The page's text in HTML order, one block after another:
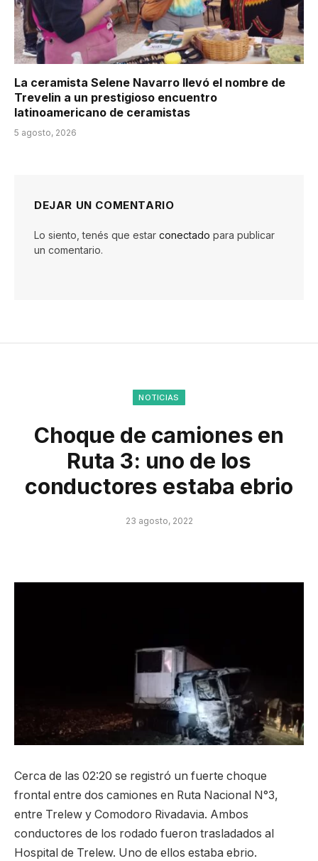
La ceramista Selene Navarro llevó el nombre de
Trevelin a un prestigioso encuentro
latinoamericano de ceramistas
5 agosto, 2026
DEJAR UN COMENTARIO
Lo siento, tenés que estar conectado para publicar
un comentario.
NOTICIAS
Choque de camiones en
Ruta 3: uno de los
conductores estaba ebrio
23 agosto, 2022
Cerca de las 02:20 se registró un fuerte choque
frontal entre dos camiones en Ruta Nacional N°3,
entre Trelew y Comodoro Rivadavia. Ambos
conductores de los rodado fueron trasladados al
Hospital de Trelew. Uno de ellos estaba ebrio.